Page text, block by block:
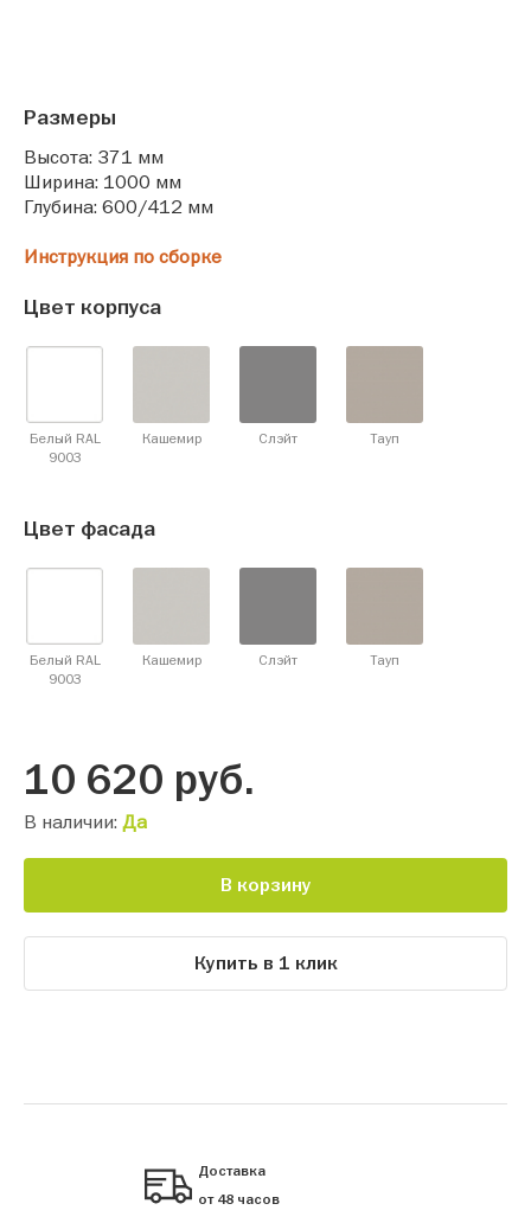
Размеры
Высота: 371 мм
Ширина: 1000 мм
Глубина: 600/412 мм
Инструкция по сборке
Цвет корпуса
Белый RAL
9003
Кашемир Слэйт Тауп
Цвет фасада
Белый RAL
9003
Кашемир Слэйт Тауп
10 620 руб.
В наличии: Да
В корзину
Купить в 1 клик
Доставка
от 48 часов